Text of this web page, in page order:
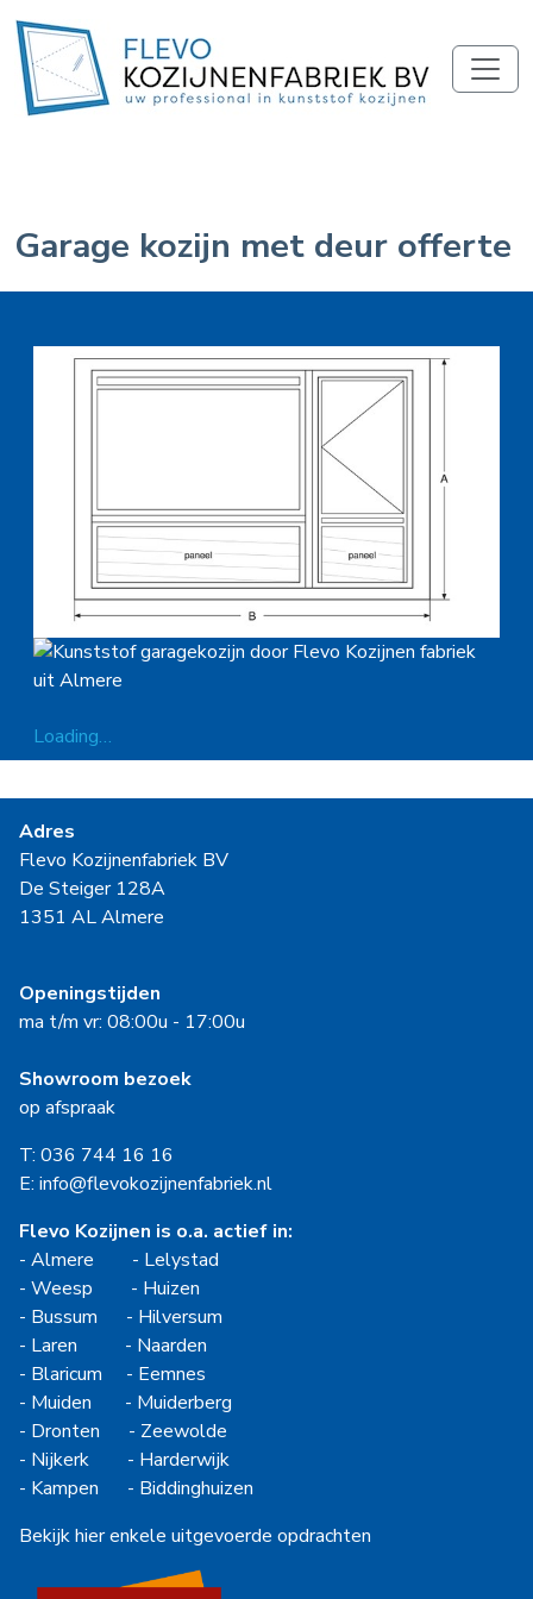
Garage kozijn met deur offerte
Loading…
Adres
Flevo Kozijnenfabriek BV
De Steiger 128A
1351 AL Almere
Openingstijden
ma t/m vr: 08:00u - 17:00u
Showroom bezoek
op afspraak
T: 036 744 16 16
E: info@flevokozijnenfabriek.nl
Flevo Kozijnen is o.a. actief in:
- Almere - Lelystad
- Weesp - Huizen
- Bussum - Hilversum
- Laren - Naarden
- Blaricum - Eemnes
- Muiden - Muiderberg
- Dronten - Zeewolde
- Nijkerk - Harderwijk
- Kampen - Biddinghuizen
Bekijk hier enkele uitgevoerde opdrachten